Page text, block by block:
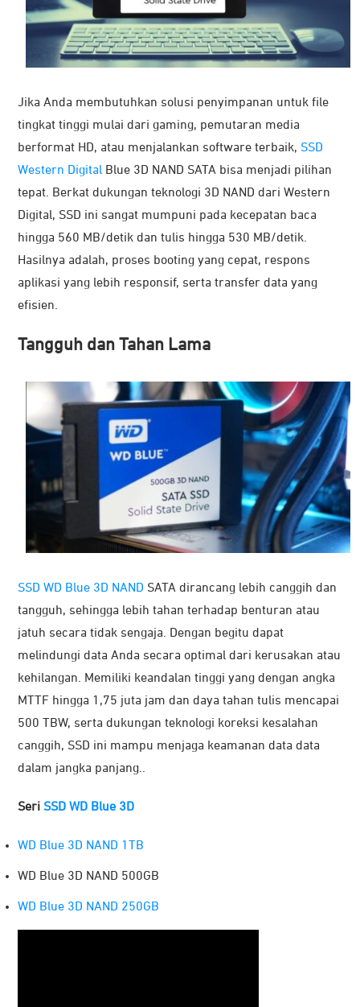
Jika Anda membutuhkan solusi penyimpanan untuk file
tingkat tinggi mulai dari gaming, pemutaran media
berformat HD, atau menjalankan software terbaik, SSD
Western Digital Blue 3D NAND SATA bisa menjadi pilihan
tepat. Berkat dukungan teknologi 3D NAND dari Western
Digital, SSD ini sangat mumpuni pada kecepatan baca
hingga 560 MB/detik dan tulis hingga 530 MB/detik.
Hasilnya adalah, proses booting yang cepat, respons
aplikasi yang lebih responsif, serta transfer data yang
efisien.
Tangguh dan Tahan Lama
SSD WD Blue 3D NAND SATA dirancang lebih canggih dan
tangguh, sehingga lebih tahan terhadap benturan atau
jatuh secara tidak sengaja. Dengan begitu dapat
melindungi data Anda secara optimal dari kerusakan atau
kehilangan. Memiliki keandalan tinggi yang dengan angka
MTTF hingga 1,75 juta jam dan daya tahan tulis mencapai
500 TBW, serta dukungan teknologi koreksi kesalahan
canggih, SSD ini mampu menjaga keamanan data data
dalam jangka panjang..
Seri SSD WD Blue 3D
WD Blue 3D NAND 1TB
WD Blue 3D NAND 500GB
WD Blue 3D NAND 250GB